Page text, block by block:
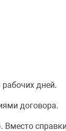
дней.
договора.